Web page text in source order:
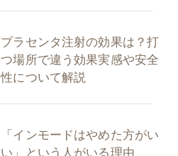
プラセンタ注射の効果は？打
つ場所で違う効果実感や安全
性について解説
「インモードはやめた方がい
い」という人がいる理由